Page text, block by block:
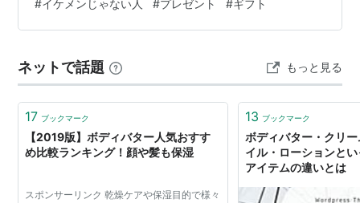
かつ大切なもの！ 伝統的な経験や処方と、農薬や肥料は
不使用のハーブやピュアエッセンシャルオイルといった
品を創り続けています。 この「Alba19…
#イケメンじゃない人 #プレゼント #ギフト
ネットで話題 もっと見る
17 ブックマーク
【2019版】ボディバター人気おすす
め比較ランキング！顔や髪も保湿
スポンサーリンク 乾燥ケアや保湿目的で様々
13 ブックマーク
ボディバター・クリ
イル・ローションと
アイテムの違いとは